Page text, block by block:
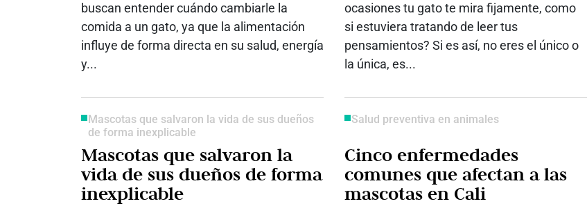
buscan entender cuándo cambiarle la
comida a un gato, ya que la alimentación
influye de forma directa en su salud, energía
y...
ocasiones tu gato te mira fijamente, como
si estuviera tratando de leer tus
pensamientos? Si es así, no eres el único o
la única, es...
Mascotas que salvaron la vida de sus dueños
de forma inexplicable
Mascotas que salvaron la
vida de sus dueños de forma
inexplicable
Salud preventiva en animales
Cinco enfermedades
comunes que afectan a las
mascotas en Cali